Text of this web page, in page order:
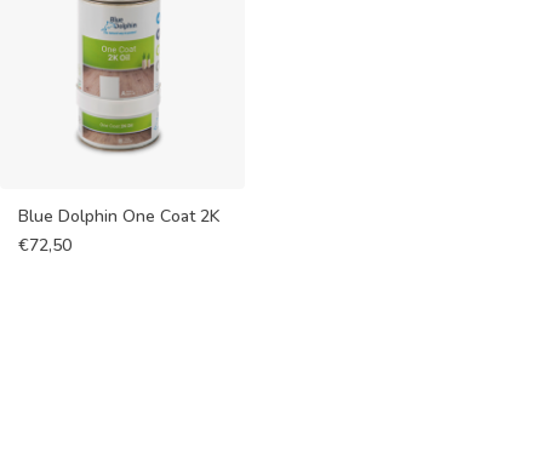
Blue Dolphin One Coat 2K
€72,50